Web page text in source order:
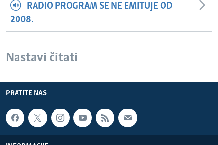
RADIO PROGRAM SE NE EMITUJE OD
2008.
Nastavi čitati
PRATITE NAS